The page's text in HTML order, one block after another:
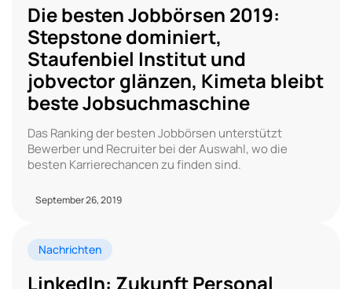
Die besten Jobbörsen 2019:
Stepstone dominiert,
Staufenbiel Institut und
jobvector glänzen, Kimeta bleibt
beste Jobsuchmaschine
Das Ranking der besten Jobbörsen unterstützt
Bewerber und Recruiter bei der Auswahl, wo die
besten Karrierechancen zu finden sind.
September 26, 2019
Nachrichten
LinkedIn: Zukunft Personal